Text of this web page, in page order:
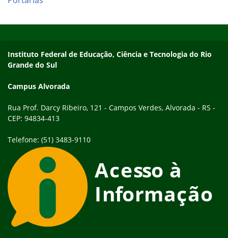
Endereço
Instituto Federal de Educação, Ciência e Tecnologia do Rio
Grande do Sul
Campus Alvorada
Rua Prof. Darcy Ribeiro, 121 - Campos Verdes, Alvorada - RS -
CEP: 94834-413
Telefone: (51) 3483-9110